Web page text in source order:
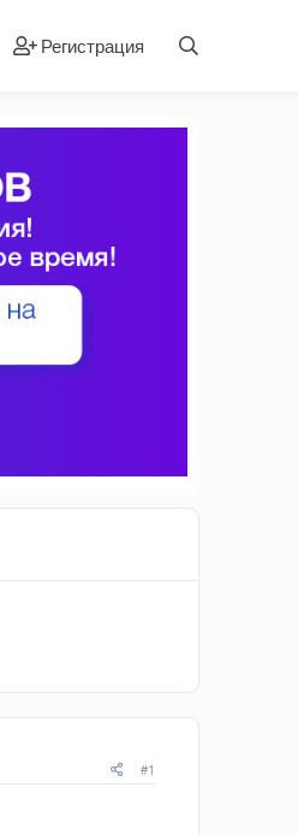
Регистрация
#1